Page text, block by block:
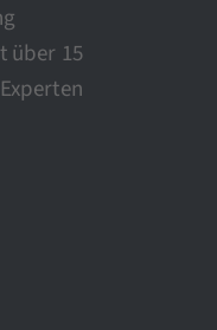
über 15